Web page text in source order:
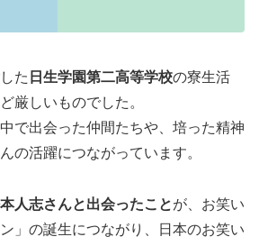
た 日生学園第二高等学校の寮生活
厳しいものでした。
で出会った仲間たちや、培った精神
の活躍につながっています。
人志さんと出会ったことが、お笑い
」の誕生につながり、日本のお笑い